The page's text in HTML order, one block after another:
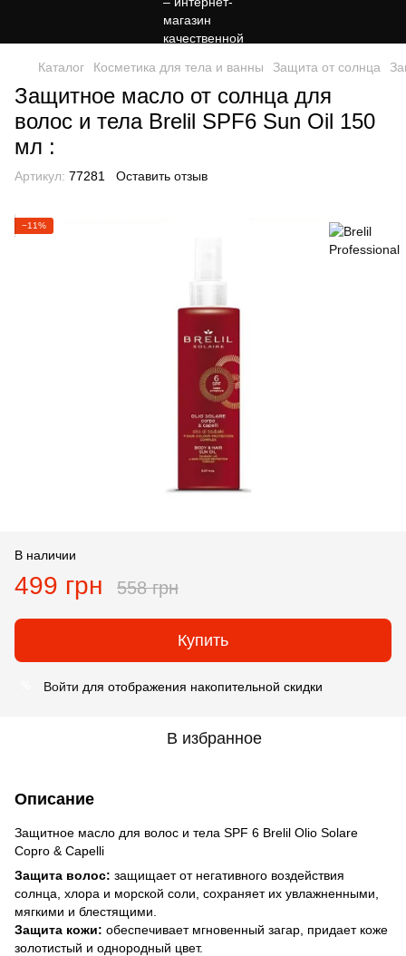
Каталог Косметика для тела и ванны Защита от солнца
Защитное масло от солнца для
волос и тела Brelil SPF6 Sun Oil 150
мл :
Артикул: 77281 Оставить отзыв
−11%
В наличии
499 грн 558 грн
Купить
Войти для отображения накопительной скидки
В избранное
Описание
Защитное масло для волос и тела SPF 6 Brelil Olio Solare
Copro & Capelli
Защита волос: защищает от негативного воздействия
солнца, хлора и морской соли, сохраняет их увлажненными,
мягкими и блестящими.
Защита кожи: обеспечивает мгновенный загар, придает коже
золотистый и однородный цвет.